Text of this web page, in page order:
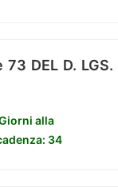
73 DEL D.
alla
34